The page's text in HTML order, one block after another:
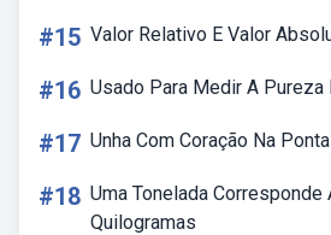
#15 Valor Relativo E Valor
#16 Usado Para Medir A Pureza
#17 Unha Com Coração Na Ponta
#18 Uma Tonelada Corresponde
Quilogramas